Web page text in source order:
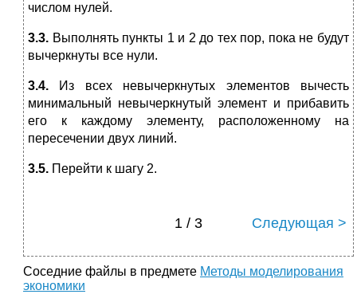
числом нулей.
3.3. Выполнять пункты 1 и 2 до тех пор, пока не будут
вычеркнуты все нули.
3.4. Из всех невычеркнутых элементов вычесть
минимальный невычеркнутый элемент и прибавить
его к каждому элементу, расположенному на
пересечении двух линий.
3.5. Перейти к шагу 2.
1 / 3 Следующая >
Соседние файлы в предмете Методы моделирования
экономики